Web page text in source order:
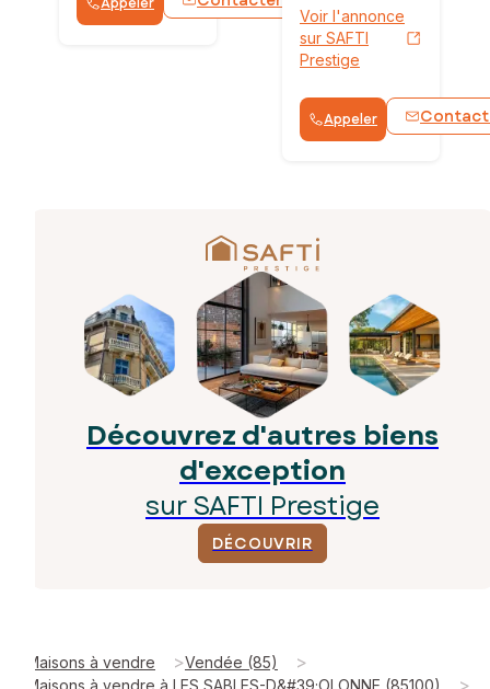
Voir l'annonce
sur SAFTI
Prestige
Appeler
Découvrez d'autres biens
d'exception
sur SAFTI Prestige
DÉCOUVRIR
Maisons à vendre >Vendée (85) >
Maisons à vendre à LES SABLES-D&#39;OLONNE (85100) >